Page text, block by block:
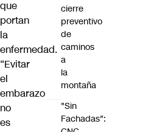
que
portan
la
enfermedad.
“Evitar
el
embarazo
no
es
cierre
preventivo
de
caminos
a
la
montaña
"Sin
Fachadas":